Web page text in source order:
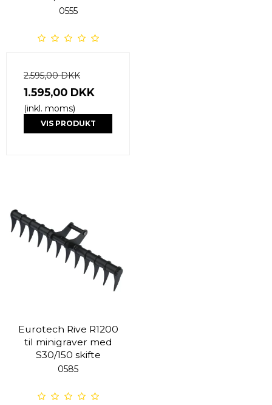
0555
2.595,00 DKK
1.595,00 DKK
(inkl. moms)
VIS PRODUKT
Eurotech Rive R1200
til minigraver med
S30/150 skifte
0585